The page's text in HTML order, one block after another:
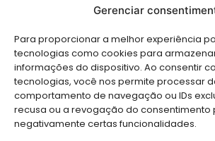
Gerenciar
Para proporcionar a melhor experiência
tecnologias como cookies para
informações do dispositivo. Ao consentir
tecnologias, você nos permite processar
comportamento de navegação ou IDs
recusa ou a revogação do consentimento
negativamente certas funcionalidades.
AGENDA
CAMPANHAS
SERVIÇOS
FILIADAS
LGPD